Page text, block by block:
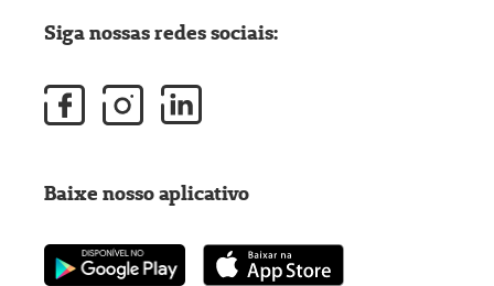
Siga nossas redes sociais:
Baixe nosso aplicativo